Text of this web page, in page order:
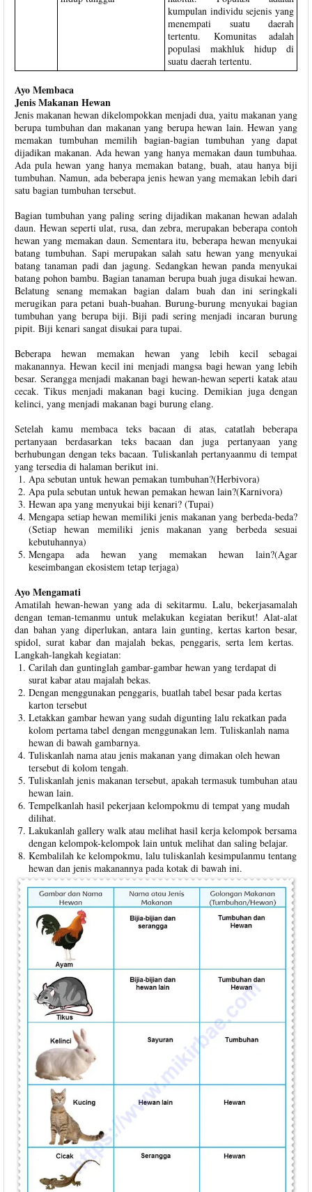
kumpulan individu sejenis yang
menempati suatu daerah
tertentu. Komunitas adalah
populasi makhluk hidup di
suatu daerah tertentu.
Ayo Membaca
Jenis Makanan Hewan
Jenis makanan hewan dikelompokkan menjadi dua, yaitu makanan yang
berupa tumbuhan dan makanan yang berupa hewan lain. Hewan yang
memakan tumbuhan memilih bagian-bagian tumbuhan yang dapat
dijadikan makanan. Ada hewan yang hanya memakan daun tumbuhaa.
Ada pula hewan yang hanya memakan batang, buah, atau hanya biji
tumbuhan. Namun, ada beberapa jenis hewan yang memakan lebih dari
satu bagian tumbuhan tersebut.
Bagian tumbuhan yang paling sering dijadikan makanan hewan adalah
daun. Hewan seperti ulat, rusa, dan zebra, merupakan beberapa contoh
hewan yang memakan daun. Sementara itu, beberapa hewan menyukai
batang tumbuhan. Sapi merupakan salah satu hewan yang menyukai
batang tanaman padi dan jagung. Sedangkan hewan panda menyukai
batang pohon bambu. Bagian tanaman berupa buah juga disukai hewan.
Belatung senang memakan bagian dalam buah dan ini seringkali
merugikan para petani buah-buahan. Burung-burung menyukai bagian
tumbuhan yang berupa biji. Biji padi sering menjadi incaran burung
pipit. Biji kenari sangat disukai para tupai.
Beberapa hewan memakan hewan yang lebih kecil sebagai
makanannya. Hewan kecil ini menjadi mangsa bagi hewan yang lebih
besar. Serangga menjadi makanan bagi hewan-hewan seperti katak atau
cecak. Tikus menjadi makanan bagi kucing. Demikian juga dengan
kelinci, yang menjadi makanan bagi burung elang.
Setelah kamu membaca teks bacaan di atas, catatlah beberapa
pertanyaan berdasarkan teks bacaan dan juga pertanyaan yang
berhubungan dengan teks bacaan. Tuliskanlah pertanyaanmu di tempat
yang tersedia di halaman berikut ini.
Apa sebutan untuk hewan pemakan tumbuhan?(Herbivora)
Apa pula sebutan untuk hewan pemakan hewan lain?(Karnivora)
Hewan apa yang menyukai biji kenari? (Tupai)
Mengapa setiap hewan memiliki jenis makanan yang berbeda-beda?
(Setiap hewan memiliki jenis makanan yang berbeda sesuai
kebutuhannya)
Mengapa ada hewan yang memakan hewan lain?(Agar
keseimbangan ekosistem tetap terjaga)
Ayo Mengamati
Amatilah hewan-hewan yang ada di sekitarmu. Lalu, bekerjasamalah
dengan teman-temanmu untuk melakukan kegiatan berikut! Alat-alat
dan bahan yang diperlukan, antara lain gunting, kertas karton besar,
spidol, surat kabar dan majalah bekas, penggaris, serta lem kertas.
Langkah-langkah kegiatan:
Carilah dan guntinglah gambar-gambar hewan yang terdapat di
surat kabar atau majalah bekas.
Dengan menggunakan penggaris, buatlah tabel besar pada kertas
karton tersebut
Letakkan gambar hewan yang sudah digunting lalu rekatkan pada
kolom pertama tabel dengan menggunakan lem. Tuliskanlah nama
hewan di bawah gambarnya.
Tuliskanlah nama atau jenis makanan yang dimakan oleh hewan
tersebut di kolom tengah.
Tuliskanlah jenis makanan tersebut, apakah termasuk tumbuhan atau
hewan lain.
Tempelkanlah hasil pekerjaan kelompokmu di tempat yang mudah
dilihat.
Lakukanlah gallery walk atau melihat hasil kerja kelompok bersama
dengan kelompok-kelompok lain untuk melihat dan saling belajar.
Kembalilah ke kelompokmu, lalu tuliskanlah kesimpulanmu tentang
hewan dan jenis makanannya pada kotak di bawah ini.